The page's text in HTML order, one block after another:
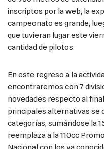
inscriptos por la web, la
campeonato es grande,
que tuvieran lugar este
cantidad de pilotos.
En este regreso a la
encontraremos con 7
novedades respecto al
principales alternativas se
categorías, sumándose la
reemplaza a la 110cc